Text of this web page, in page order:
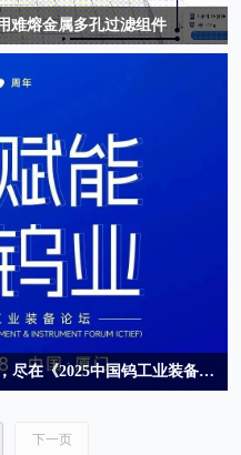
难熔金属多孔过滤组件
体化成形，大大优化了产品结构和
【活动预告】破局钨工业制造挑战，尽在《2025中国钨工业装备论坛》
合与创新》的主旨报告……
下一页